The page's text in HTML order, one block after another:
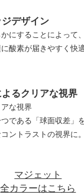
デザイン
にすることによって、
酸素が届きやすく快
るクリアな視界
な視界
である「球面収差」
ントラストの視界に。
マジェット
全カラーはこちら